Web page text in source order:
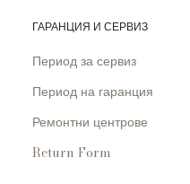
ГАРАНЦИЯ И СЕРВИЗ
Период за сервиз
Период на гаранция
Ремонтни центрове
Return Form